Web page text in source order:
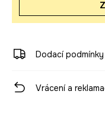
Dodací podmínky
Vrácení a